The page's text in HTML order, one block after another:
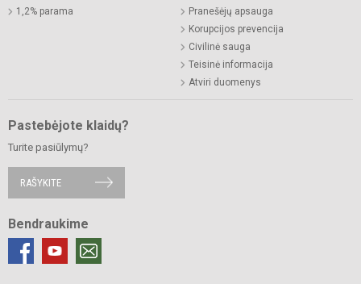
1,2% parama
Pranešėjų apsauga
Korupcijos prevencija
Civilinė sauga
Teisinė informacija
Atviri duomenys
Pastebėjote klaidų?
Turite pasiūlymų?
RAŠYKITE
Bendraukime